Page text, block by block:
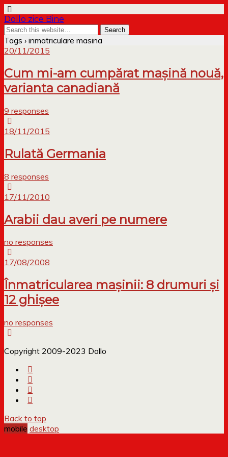
Dollo zice Bine
Tags › inmatriculare masina
20/11/2015
Cum mi-am cumpărat mașină nouă,
varianta canadiană
9 responses
18/11/2015
Rulată Germania
8 responses
17/11/2010
Arabii dau averi pe numere
no responses
17/08/2008
Înmatricularea maşinii: 8 drumuri şi
12 ghişee
no responses
Copyright 2009-2023 Dollo
Back to top
mobile desktop